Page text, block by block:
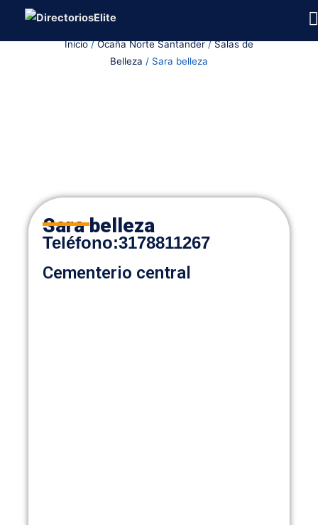
Inicio/Ocaña Norte Santander/Salas de
Belleza / Sara belleza
Sara belleza
Teléfono:3178811267
Cementerio central